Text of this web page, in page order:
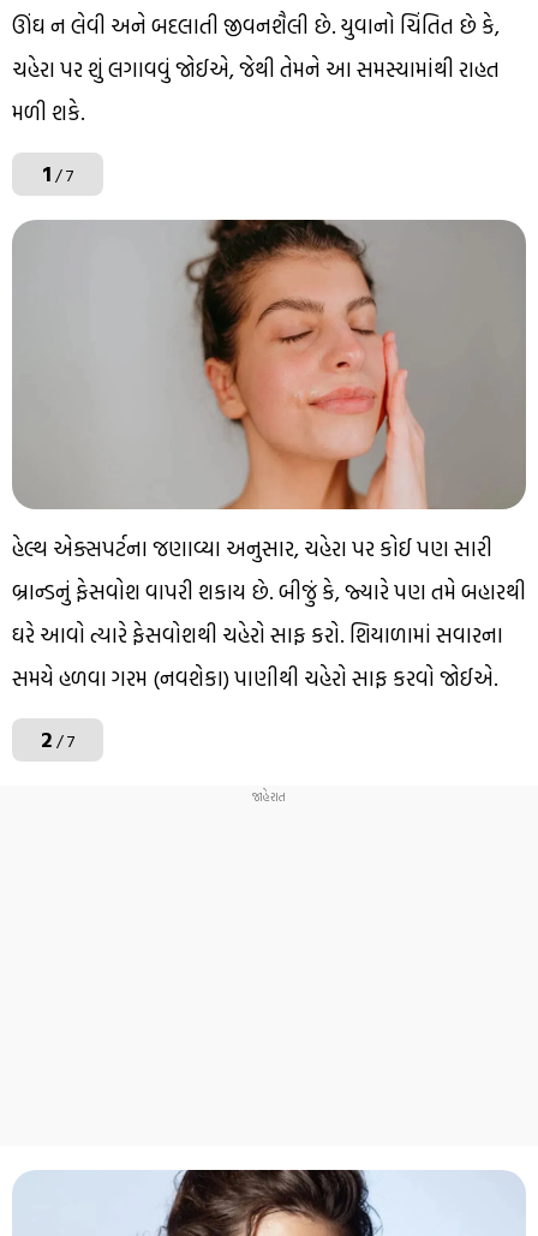
ઊંઘ ન લેવી અને બદલાતી જીવનશૈલી છે. યુવાનો ચિંતિત છે કે,
ચહેરા પર શું લગાવવું જોઈએ, જેથી તેમને આ સમસ્યામાંથી રાહત
મળી શકે.
1/ 7
હેલ્થ એક્સપર્ટના જણાવ્યા અનુસાર, ચહેરા પર કોઈ પણ સારી
બ્રાન્ડનું ફેસવોશ વાપરી શકાય છે. બીજું કે, જ્યારે પણ તમે બહારથી
ઘરે આવો ત્યારે ફેસવોશથી ચહેરો સાફ કરો. શિયાળામાં સવારના
સમયે હળવા ગરમ (નવશેકા) પાણીથી ચહેરો સાફ કરવો જોઈએ.
2/ 7